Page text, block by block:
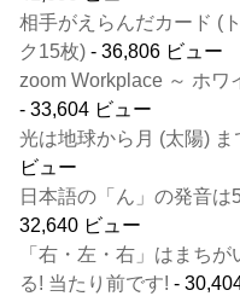
相手がえらんだカード (
ク15枚) - 36,806 ビュー
zoom Workplace ～ ホ
- 33,604 ビュー
光は地球から月 (太陽) ま
ビュー
日本語の「ん」の発音
32,640 ビュー
「右・左・右」はまち
る! 当たり前です! -